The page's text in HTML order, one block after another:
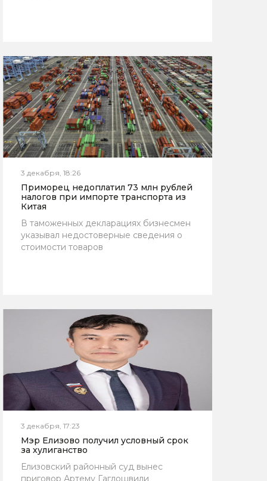
3 декабря, 18:26
Приморец недоплатил 73 млн рублей
налогов при импорте транспорта из
Китая
В таможенных декларациях бизнесмен
указывал недостоверные сведения о
стоимости товаров
3 декабря, 17:23
Мэр Елизово получил условный срок
за хулиганство
Елизовский районный суд вынес
приговор Артему Гаглошвили